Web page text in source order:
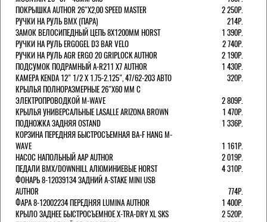
ПОКРЫШКА AUTHOR 26"Х2,00 SPEED MASTER
2 250Р.
РУЧКИ НА РУЛЬ BMX (ПАРА)
214Р.
ЗАМОК ВЕЛОCИПЕДНЫЙ ЦЕПЬ 8Х1200ММ HORST
1 390Р.
РУЧКИ НА РУЛЬ ERGOGEL D3 BAR VELO
2 740Р.
РУЧКИ НА РУЛЬ AGR ERGO 20 GRIPLOCK AUTHOR
2 190Р.
ПОДСУМОК ПОДРАМНЫЙ A-R211 X7 AUTHOR
1 430Р.
КАМЕРА KENDA 12" 1/2 Х 1.75-2.125", 47/62-203 АВТО
320Р.
КРЫЛЬЯ ПОЛНОРАЗМЕРНЫЕ 26"Х60 ММ С
ЭЛЕКТРОПРОВОДКОЙ M-WAVE
2 809Р.
КРЫЛЬЯ УНИВЕРСАЛЬНЫЕ LASALLE ARIZONA BROWN
1 470Р.
ПОДНОЖКА ЗАДНЯЯ OSTAND
1 336Р.
КОРЗИНА ПЕРЕДНЯЯ БЫСТРОСЪЕМНАЯ BA-F HANG M-
WAVE
1 161Р.
НАСОС НАПОЛЬНЫЙ AAP AUTHOR
2 019Р.
ПЕДАЛИ BMX/DOWNHILL АЛЮМИНИЕВЫЕ HORST
4 310Р.
ФОНАРЬ 8-12039134 ЗАДНИЙ A-STAKE MINI USB
AUTHOR
774Р.
ФАРА 8-12002234 ПЕРЕДНЯЯ LUMINA AUTHOR
1 400Р.
КРЫЛО ЗАДНЕЕ БЫСТРОСЪЕМНОЕ X-TRA-DRY XL SKS
2 520Р.